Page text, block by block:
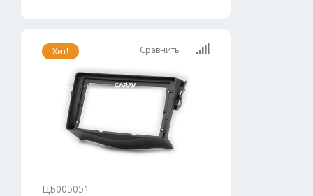
Хит! Сравнить
ЦБ005051